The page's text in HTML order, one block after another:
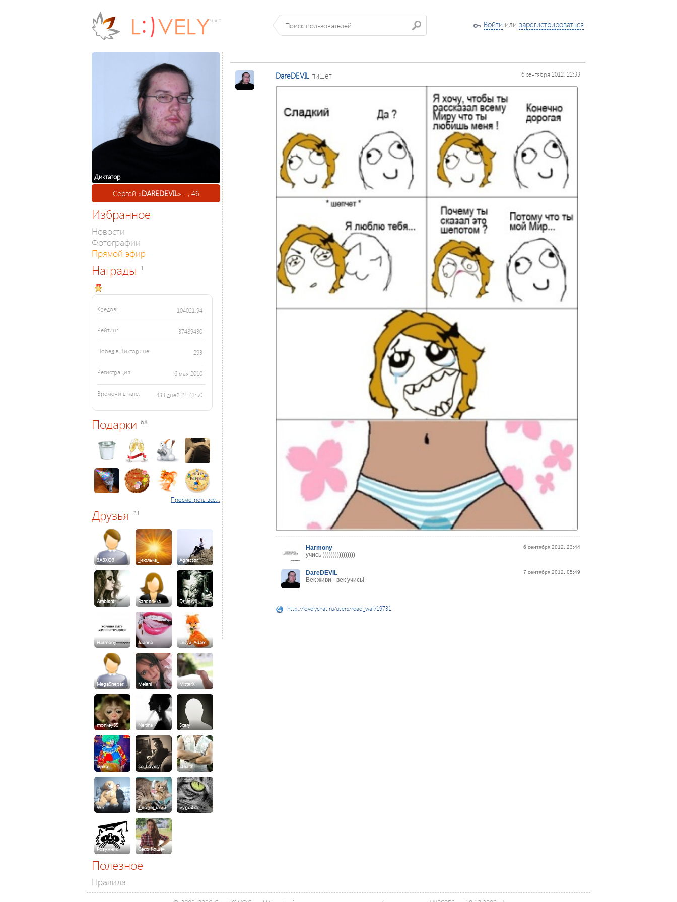
Войти или зарегистрироваться.
Диктатор
Сергей «DAREDEVIL» ..., 46
Избранное
Новости
Фотографии
Прямой эфир
Награды 1
Кредов: 104021.94
Рейтинг: 37489430
Побед в Викторине: 293
Регистрация: 6 мая 2010
Времени в чате: 433 дней 21:43:50
Подарки 68
Просмотреть все...
Друзья 23
3ABXO3 _июлька_ Agressor
Ambient Banderivka Dr_Jekyll_…
Harmony Joanna Lesya_Adam…
MegaShepar… Melani MisterX
monkey55 Neitina Scary
smirol So_Lovely Stealth
Wik Дворецький муро4ка
Розумник СексиКошеч…
Полезное
Правила
DareDEVIL пишет 6 сентября 2012, 22:33
Harmony
учись ))))))))))))))))
6 сентября 2012, 23:44
DareDEVIL
Век живи - век учись!
7 сентября 2012, 05:49
http://lovelychat.ru/users/read_wall/19731